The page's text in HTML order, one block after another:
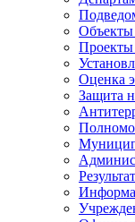
Объекты
Проекты
Оценка
Защита